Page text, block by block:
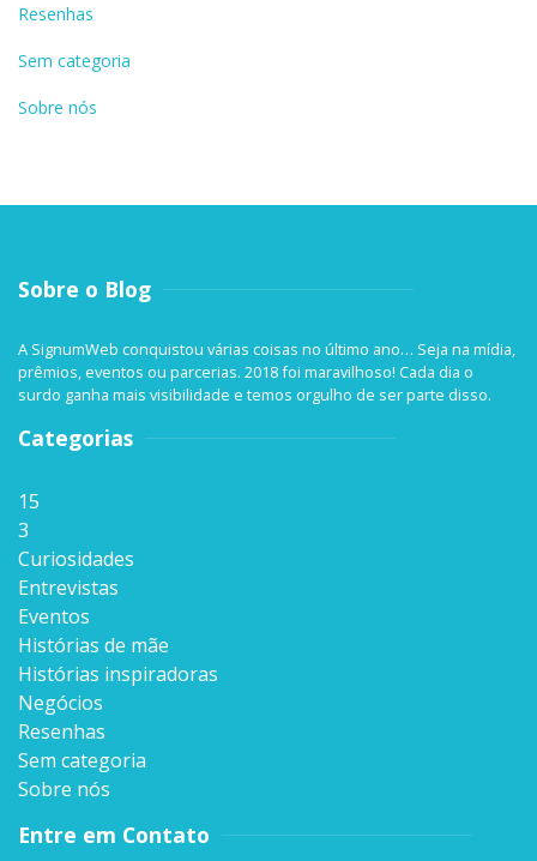
Resenhas
Sem categoria
Sobre nós
Sobre o Blog
A SignumWeb conquistou várias coisas no último ano… Seja na mídia,
prêmios, eventos ou parcerias. 2018 foi maravilhoso! Cada dia o
surdo ganha mais visibilidade e temos orgulho de ser parte disso.
Categorias
15
3
Curiosidades
Entrevistas
Eventos
Histórias de mãe
Histórias inspiradoras
Negócios
Resenhas
Sem categoria
Sobre nós
Entre em Contato